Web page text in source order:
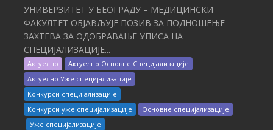
УНИВЕРЗИТЕТ У БЕОГРАДУ – МЕДИЦИНСКИ
ФАКУЛТЕТ ОБЈАВЉУЈЕ ПОЗИВ ЗА ПОДНОШЕЊЕ
ЗАХТЕВА ЗА ОДОБРАВАЊЕ УПИСА НА
СПЕЦИЈАЛИЗАЦИЈЕ...
Актуелно
Актуелно Основне Специјализације
Актуелно Уже специјализације
Конкурси специјализације
Конкурси уже специјализације
Основне специјализације
Уже специјализације